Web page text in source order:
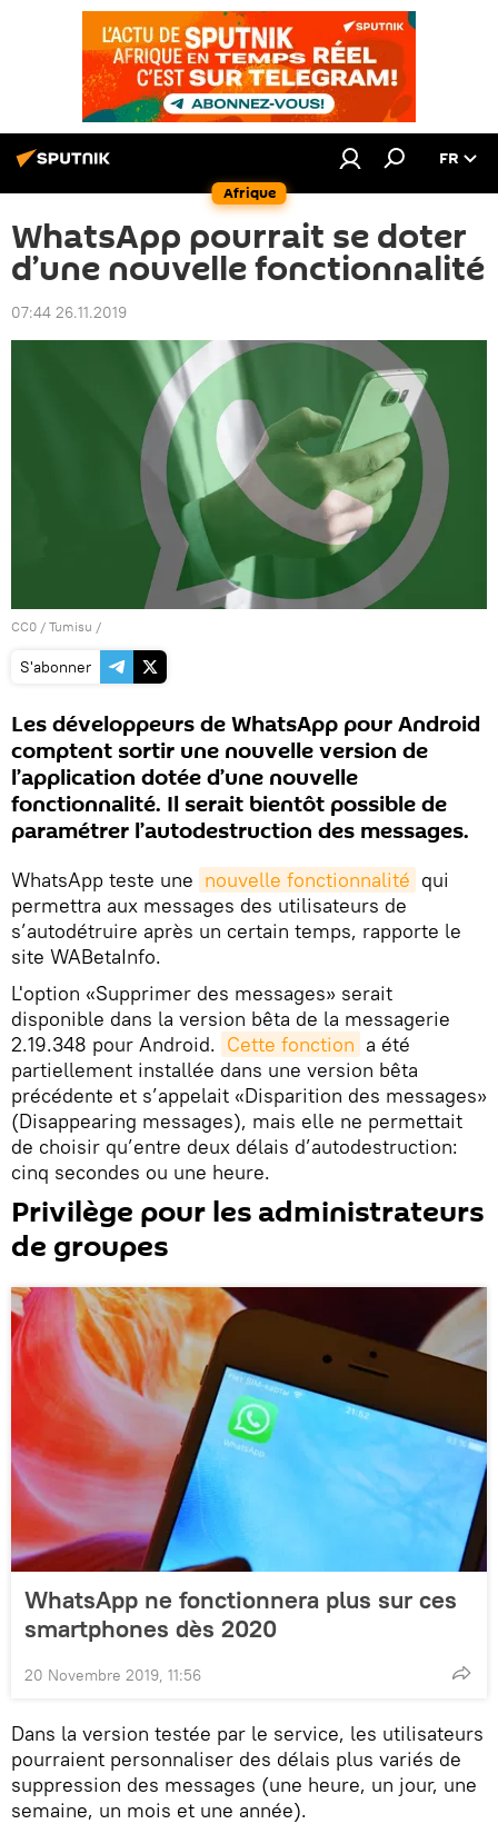
Afrique
FR
WhatsApp pourrait se doter
d’une nouvelle fonctionnalité
07:44 26.11.2019
CC0 / Tumisu /
S'abonner
Les développeurs de WhatsApp pour Android
comptent sortir une nouvelle version de
l’application dotée d’une nouvelle
fonctionnalité. Il serait bientôt possible de
paramétrer l’autodestruction des messages.
WhatsApp teste une nouvelle fonctionnalité qui
permettra aux messages des utilisateurs de
s’autodétruire après un certain temps, rapporte le
site WABetaInfo.
L'option «Supprimer des messages» serait
disponible dans la version bêta de la messagerie
2.19.348 pour Android. Cette fonction a été
partiellement installée dans une version bêta
précédente et s’appelait «Disparition des messages»
(Disappearing messages), mais elle ne permettait
de choisir qu’entre deux délais d’autodestruction:
cinq secondes ou une heure.
Privilège pour les administrateurs
de groupes
WhatsApp ne fonctionnera plus sur ces
smartphones dès 2020
20 Novembre 2019, 11:56
Dans la version testée par le service, les utilisateurs
pourraient personnaliser des délais plus variés de
suppression des messages (une heure, un jour, une
semaine, un mois et une année).